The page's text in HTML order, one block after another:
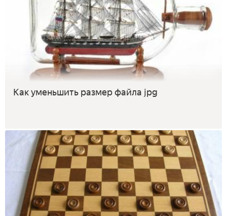
Как уменьшить размер файла jpg